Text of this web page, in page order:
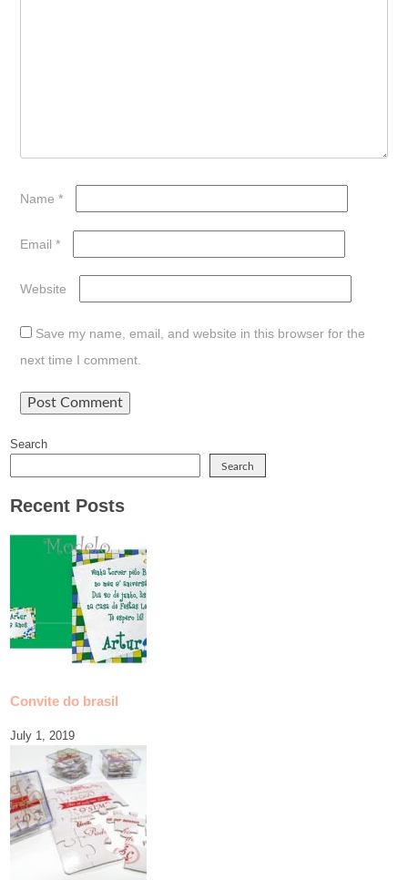
Name *
Email *
Website
Save my name, email, and website in this browser for the
next time I comment.
Search
Search
Recent Posts
Convite do brasil
July 1, 2019